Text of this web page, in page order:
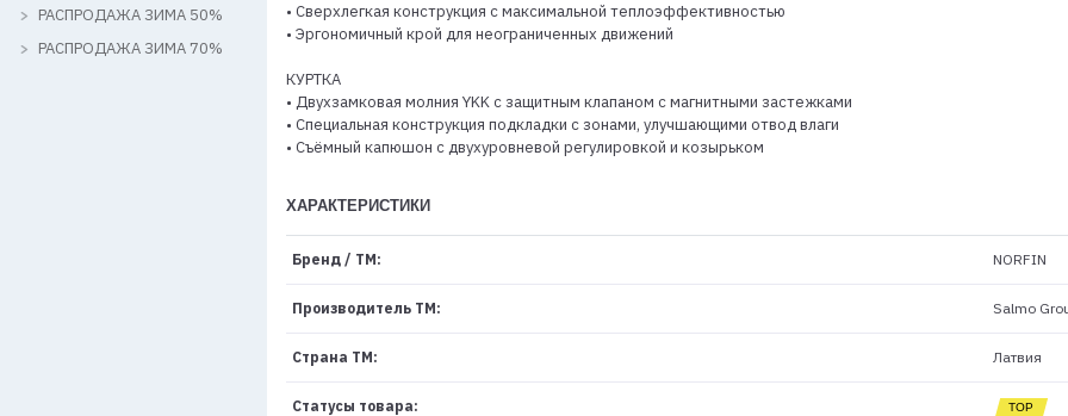
РАСПРОДАЖА ЗИМА 50%
РАСПРОДАЖА ЗИМА 70%
• Сверхлегкая конструкция с максимальной теплоэффективностью
• Эргономичный крой для неограниченных движений
КУРТКА
• Двухзамковая молния YKK с защитным клапаном с магнитными застежками
• Специальная конструкция подкладки с зонами, улучшающими отвод влаги
• Съёмный капюшон с двухуровневой регулировкой и козырьком
ХАРАКТЕРИСТИКИ
Бренд / ТМ: NORFIN
Производитель ТМ: Salmo
Страна ТМ: Латвия
Статусы товара: